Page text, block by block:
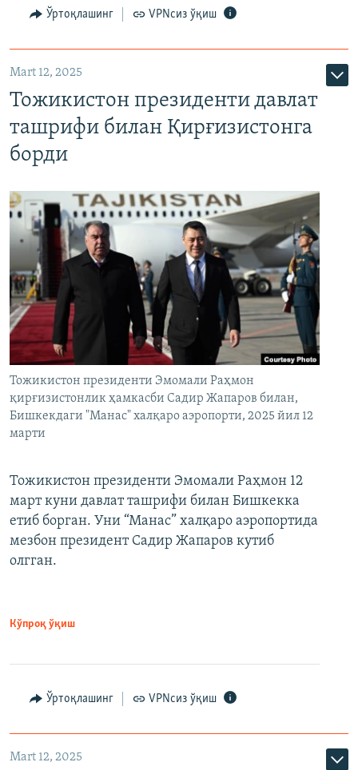
Ўртоқлашинг VPNсиз ўқиш
Mart 12, 2025
Тожикистон президенти давлат
ташрифи билан Қирғизистонга
борди
Тожикистон президенти Эмомали Раҳмон
қирғизистонлик ҳамкасби Садир Жапаров билан,
Бишкекдаги "Манас" халқаро аэропорти, 2025 йил 12
марти
Тожикистон президенти Эмомали Раҳмон 12
март куни давлат ташрифи билан Бишкекка
етиб борган. Уни “Манас” халқаро аэропортида
мезбон президент Садир Жапаров кутиб
олгган.
Кўпроқ ўқиш
Ўртоқлашинг VPNсиз ўқиш
Mart 12, 2025